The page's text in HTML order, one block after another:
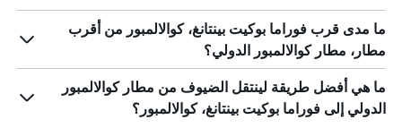
ما مدى قرب فوراما بوكيت بينتانغ، كوالالمبور من أقرب
مطار، مطار كوالالمبور الدولي؟
ما هي أفضل طريقة لينتقل الضيوف من مطار كوالالمبور
الدولي إلى فوراما بوكيت بينتانغ، كوالالمبور؟